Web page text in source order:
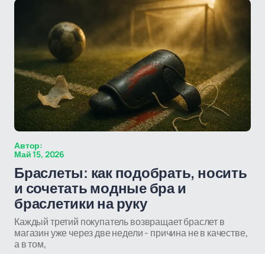
Автор:
Май 15, 2026
Браслеты: как подобрать, носить
и сочетать модные бра и
браслетики на руку
Каждый третий покупатель возвращает браслет в
магазин уже через две недели - причина не в качестве,
а в том,